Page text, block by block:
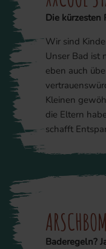
Die kürzesten
Wir sind
Unser Bad ist
eben auch
Kleinen
die Eltern
schafft
Baderegeln?